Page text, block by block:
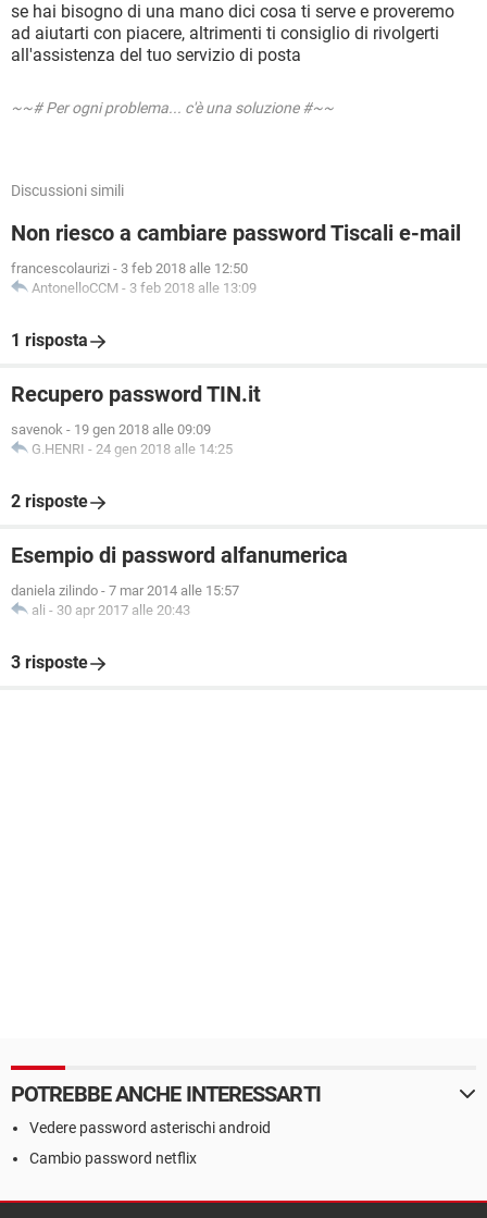
se hai bisogno di una mano dici cosa ti serve e proveremo
ad aiutarti con piacere, altrimenti ti consiglio di rivolgerti
all'assistenza del tuo servizio di posta
~~# Per ogni problema... c'è una soluzione #~~
Discussioni simili
Non riesco a cambiare password Tiscali e-mail
francescolaurizi - 3 feb 2018 alle 12:50
AntonelloCCM - 3 feb 2018 alle 13:09
1 risposta
Recupero password TIN.it
savenok - 19 gen 2018 alle 09:09
G.HENRI - 24 gen 2018 alle 14:25
2 risposte
Esempio di password alfanumerica
daniela zilindo - 7 mar 2014 alle 15:57
ali - 30 apr 2017 alle 20:43
3 risposte
POTREBBE ANCHE INTERESSARTI
Vedere password asterischi android
Cambio password netflix